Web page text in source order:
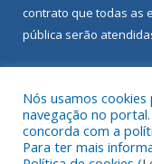
contrato que todas as
pública serão
Nós usamos
navegação no
concorda com a
Para ter mais